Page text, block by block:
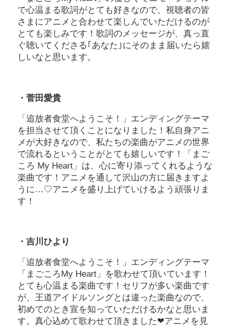
で心温まる歌詞がとても好きなので、視聴者の皆
さまにアニメと合わせて楽しんでいただけるのが
とても楽しみです！歌詞のメッセージが、真っ直
ぐ聴いてくださる｢あなた｣にそのまま届いたら嬉
しいなと思います。
・菅田愛貴
「追放者食堂へようこそ！」エンディングテーマ
を担当させて頂くことになりました！私自身アニ
メが大好きなので、私たちの楽曲がアニメの世界
で流れるということがとても嬉しいです！「まご
ころ My Heart」は、心に寄り添ってくれるような
楽曲です！アニメを通して沢山の方に届きますよ
うに…♡アニメを盛り上げていけるよう頑張りま
す！
・吉川ひより
「追放者食堂へようこそ！」エンディングテーマ
「まごころMy Heart」を歌わせて頂いています！
とても心温まる楽曲です！セリフが多い楽曲です
が、王道アイドルソングとは違った楽曲なので、
初めてのとき宣を知っていただけるかなと思いま
す。真心込めて歌わせて頂きました❤︎アニメを見